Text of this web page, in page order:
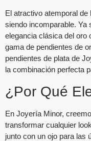
El atractivo atemporal
siendo incomparable. Ya
elegancia clásica del oro
gama de pendientes de
pendientes de plata de
la combinación perfecta
¿Por Qué
En Joyería Minor,
transformar cualquier
junto con un ojo para las